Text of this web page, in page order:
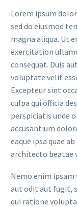
Lorem ipsum
sed do eiusmod
magna aliqua. Ut
exercitation
consequat. Duis
voluptate velit
Excepteur sint
culpa qui officia
perspiciatis unde
accusantium
eaque ipsa quae
architecto beatae
Nemo enim
aut odit aut fugit,
qui ratione